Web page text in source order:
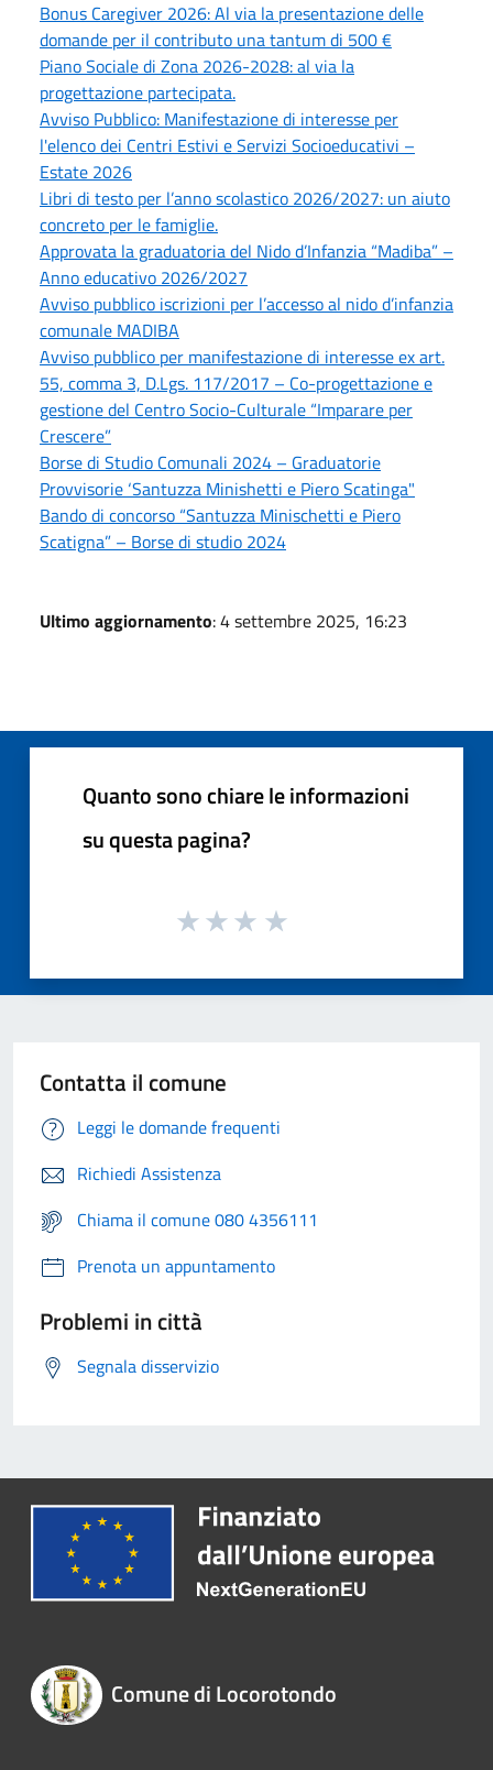
Bonus Caregiver 2026: Al via la presentazione delle
domande per il contributo una tantum di 500 €
Piano Sociale di Zona 2026-2028: al via la
progettazione partecipata.
Avviso Pubblico: Manifestazione di interesse per
l'elenco dei Centri Estivi e Servizi Socioeducativi –
Estate 2026
Libri di testo per l’anno scolastico 2026/2027: un aiuto
concreto per le famiglie.
Approvata la graduatoria del Nido d’Infanzia “Madiba” –
Anno educativo 2026/2027
Avviso pubblico iscrizioni per l’accesso al nido d’infanzia
comunale MADIBA
Avviso pubblico per manifestazione di interesse ex art.
55, comma 3, D.Lgs. 117/2017 – Co-progettazione e
gestione del Centro Socio-Culturale “Imparare per
Crescere”
Borse di Studio Comunali 2024 – Graduatorie
Provvisorie ‘Santuzza Minishetti e Piero Scatinga"
Bando di concorso “Santuzza Minischetti e Piero
Scatigna” – Borse di studio 2024
Ultimo aggiornamento: 4 settembre 2025, 16:23
Quanto sono chiare le informazioni
su questa pagina?
Contatta il comune
Leggi le domande frequenti
Richiedi Assistenza
Chiama il comune 080 4356111
Prenota un appuntamento
Problemi in città
Segnala disservizio
Comune di Locorotondo